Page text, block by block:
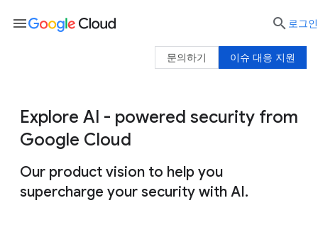
Explore AI - powered security from
Google Cloud
Our product vision to help you
supercharge your security with AI.
menu  로그인
이슈 대응 지원
문의하기